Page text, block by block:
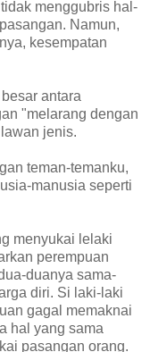
menggubris hal-
Namun,
kesempatan
antara
"melarang dengan
jenis.
teman-temanku,
manusia seperti
menyukai lelaki
perempuan
duanya sama-
diri. Si laki-laki
gagal memaknai
hal yang sama
pasangan orang.